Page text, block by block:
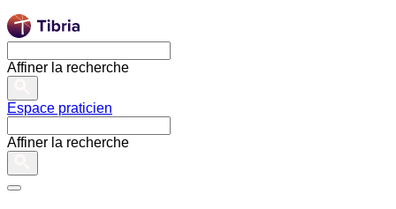
Affiner la recherche
Espace praticien
Affiner la recherche